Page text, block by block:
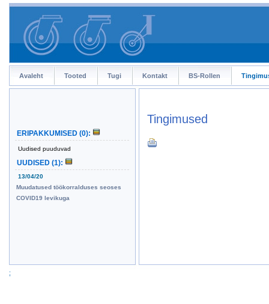
Avaleht Tooted Tugi Kontakt BS-Rollen
Tingimused
ERIPAKKUMISED (0):
Uudised puuduvad
UUDISED (1):
13/04/20
Muudatused töökorralduses seoses
COVID19 levikuga
;